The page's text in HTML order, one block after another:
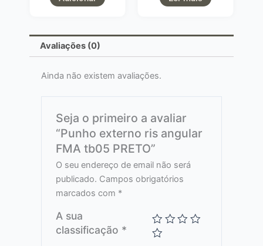
Avaliações (0)
Ainda não existem avaliações.
Seja o primeiro a avaliar
“Punho externo ris angular
FMA tb05 PRETO”
O seu endereço de email não será
publicado. Campos obrigatórios
marcados com *
A sua
classificação *